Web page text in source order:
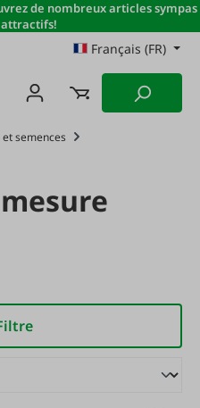
de nombreux articles sympas
Français (FR)
et semences